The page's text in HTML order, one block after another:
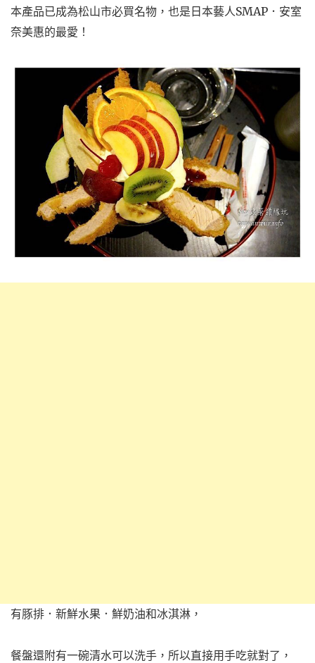
本產品已成為松山市必買名物，也是日本藝人SMAP．安室
奈美惠的最愛！
有豚排．新鮮水果．鮮奶油和冰淇淋，
餐盤還附有一碗清水可以洗手，所以直接用手吃就對了，